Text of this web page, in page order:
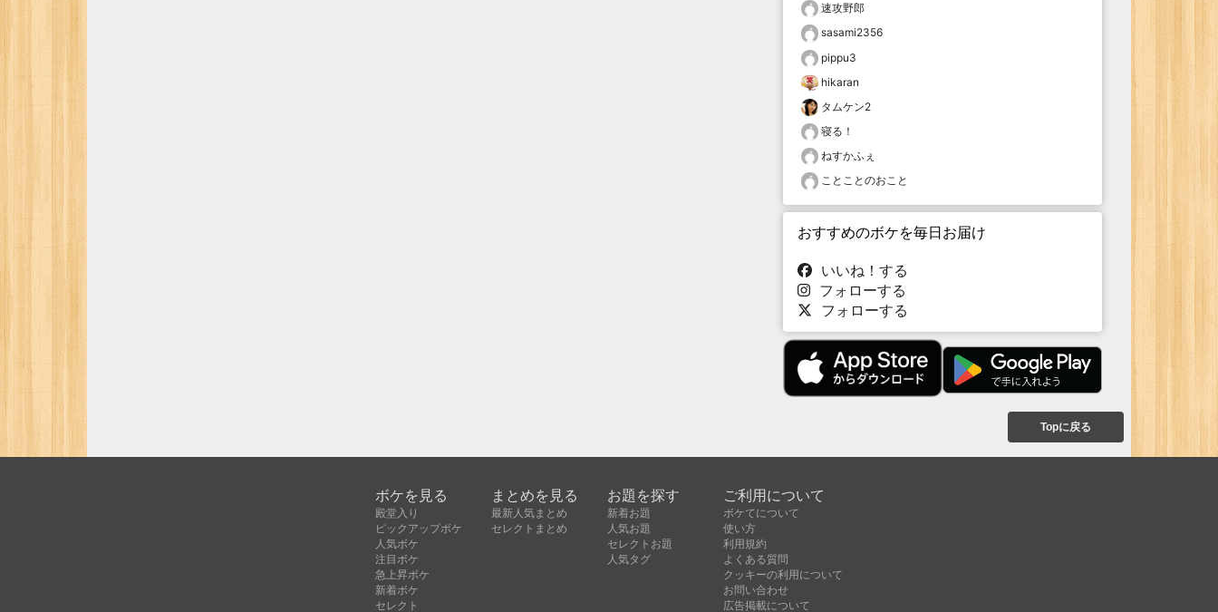
速攻野郎
sasami2356
pippu3
hikaran
タムケン2
寝る！
ねすかふぇ
ことことのおこと
おすすめのボケを毎日お届け
いいね！する
フォローする
フォローする
Topに戻る
ボケを見る
殿堂入り
ピックアップボケ
人気ボケ
注目ボケ
急上昇ボケ
新着ボケ
セレクト
まとめを見る
最新人気まとめ
セレクトまとめ
お題を探す
新着お題
人気お題
セレクトお題
人気タグ
ご利用について
ボケてについて
使い方
利用規約
よくある質問
クッキーの利用について
お問い合わせ
広告掲載について